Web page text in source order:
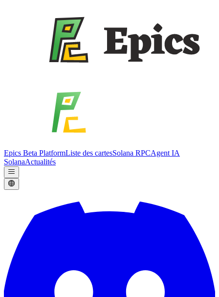
Epics Beta PlatformListe des cartesSolana RPCAgent IA
SolanaActualités